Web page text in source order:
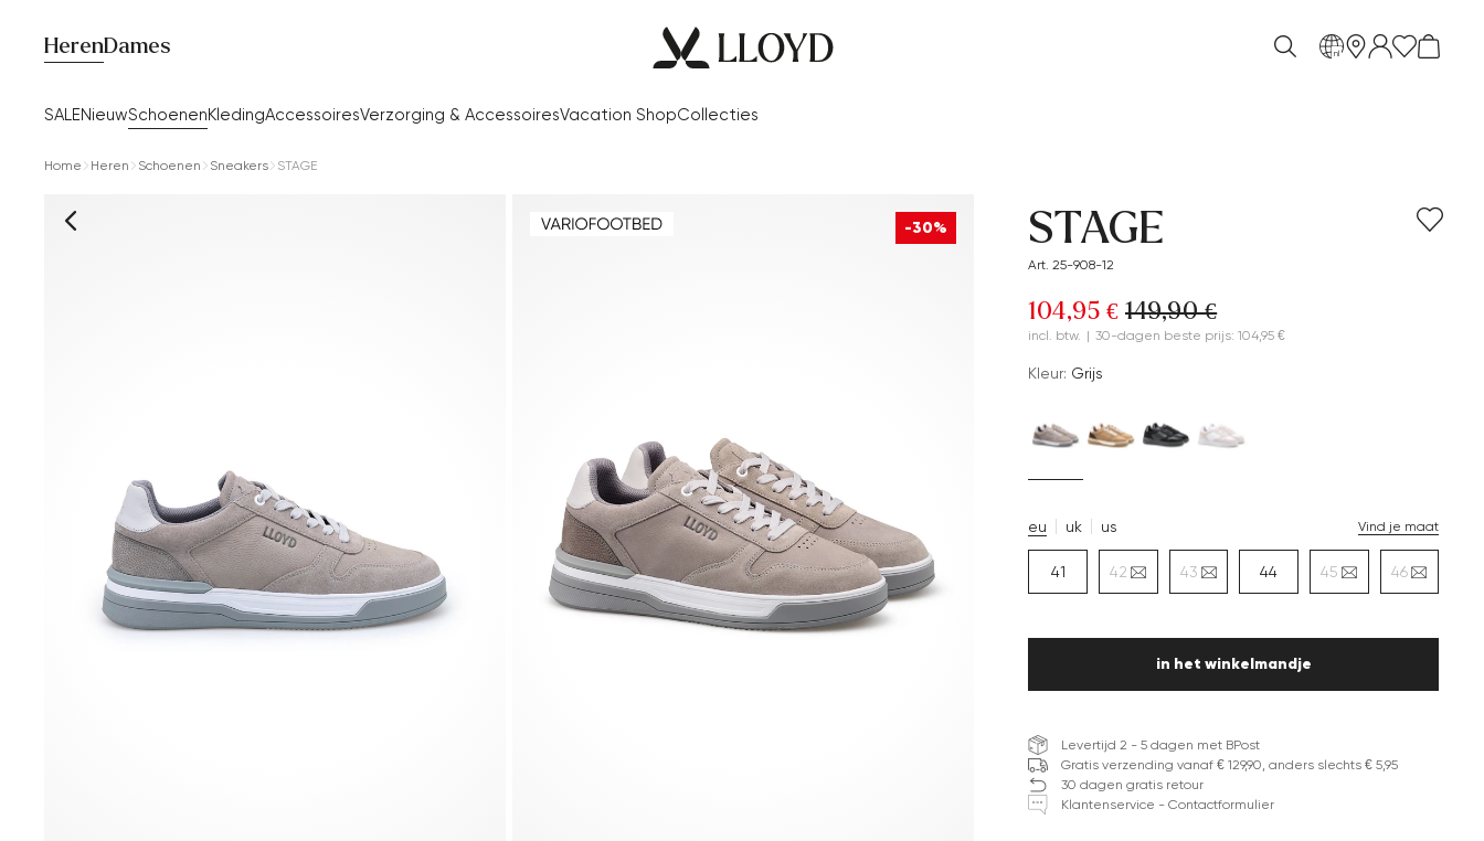
Heren
SALENieuwSchoenenKledingAccessoiresVerzorging & AccessoiresVacation ShopCollecties
Dames nl
Home Heren Schoenen Sneakers STAGE
-30% STAGE
Art. 25-908-12
104,95 € 149,90 €
incl. btw. | 30-dagen beste prijs: 104,95 €
Kleur: Grijs
eu uk us Vind je maat
41 42 43 44 45 46
in het winkelmandje
Levertijd 2 - 5 dagen met BPost
Gratis verzending vanaf € 129,90, anders slechts € 5,95
30 dagen gratis retour
Klantenservice - Contactformulier